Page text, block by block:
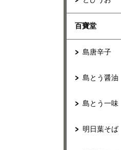
百寶堂
島唐辛子
島とう醤油
島とう一味
明日葉そば